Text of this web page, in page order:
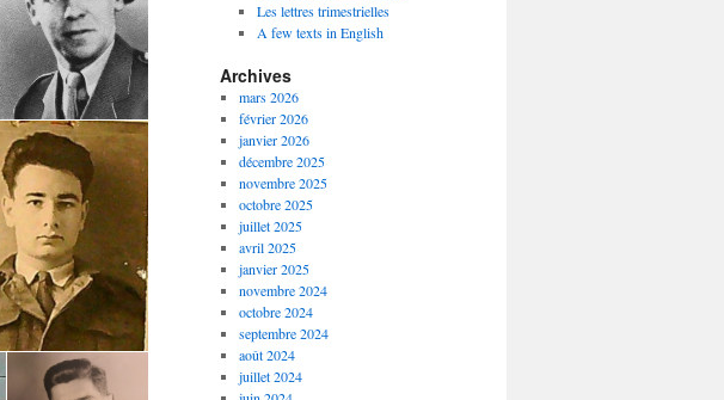
Les lettres trimestrielles
A few texts in English
Archives
mars 2026
février 2026
janvier 2026
décembre 2025
novembre 2025
octobre 2025
juillet 2025
avril 2025
janvier 2025
novembre 2024
octobre 2024
septembre 2024
août 2024
juillet 2024